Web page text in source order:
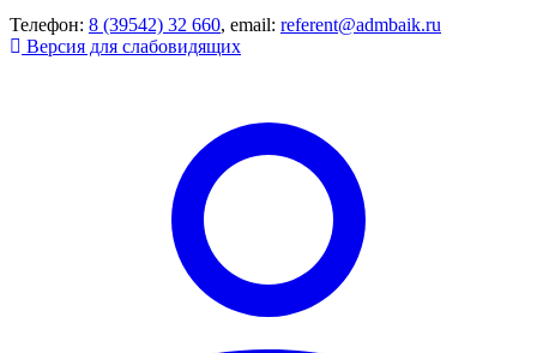
Телефон: 8 (39542) 32 660, email: referent@admbaik.ru
Версия для слабовидящих